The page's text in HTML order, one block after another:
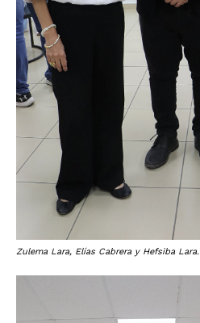
Zulema Lara, Elías Cabrera y Hefsiba Lara.